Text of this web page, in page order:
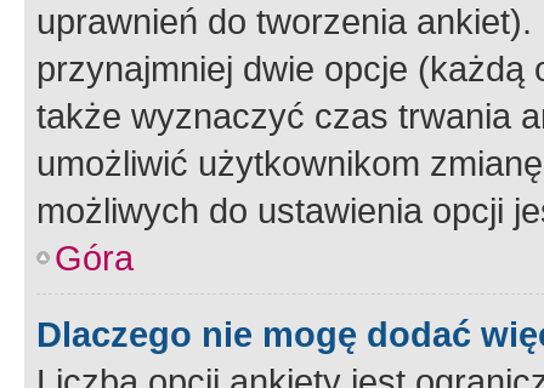
uprawnień do tworzenia
przynajmniej dwie opcje
także wyznaczyć czas trwania
umożliwić użytkownikom
możliwych do ustawienia opcji
Góra
Dlaczego nie mogę dodać